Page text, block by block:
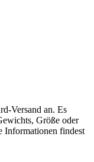
Versand an. Es
Größe oder
Informationen findest